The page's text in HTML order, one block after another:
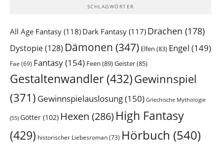
SCHLAGWÖRTER
All Age Fantasy (118) Dark Fantasy (117) Drachen (178)
Dystopie(128) Dämonen (347) Elfen (83) Engel (149)
Fae (69) Fantasy(154) Feen (89)Geister(85)
Gestaltenwandler (432)Gewinnspiel
(371) Gewinnspielauslosung(150) Griechische Mythologie
(55) Götter (102) Hexen (286) High Fantasy
(429) historischer Liebesroman(73) Hörbuch (540)